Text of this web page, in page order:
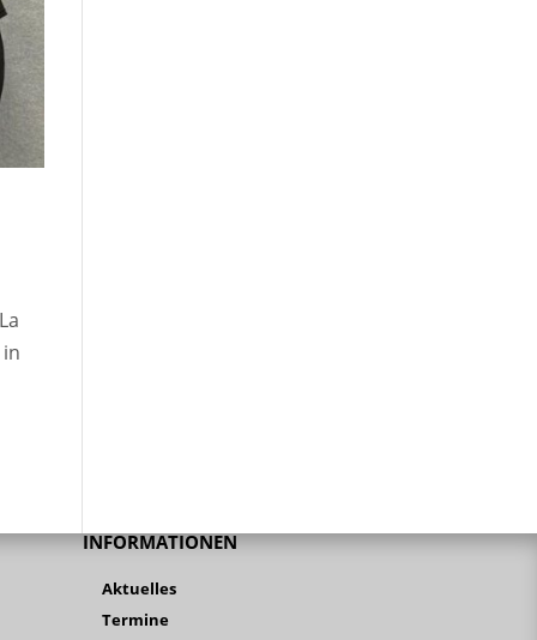
INFORMATIONEN
Aktuelles
Termine